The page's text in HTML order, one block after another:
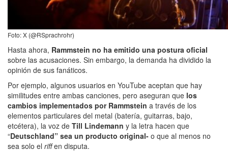
Foto: X (@RSprachrohr)
Hasta ahora, Rammstein no ha emitido una postura oficial
sobre las acusaciones. Sin embargo, la demanda ha dividido la
opinión de sus fanáticos.
Por ejemplo, algunos usuarios en YouTube aceptan que hay
similitudes entre ambas canciones, pero aseguran que los
cambios implementados por Rammstein a través de los
elementos particulares del metal (batería, guitarras, bajo,
etcétera), la voz de Till Lindemann y la letra hacen que
“Deutschland” sea un producto original- o que al menos no
sea solo el riffen disputa.